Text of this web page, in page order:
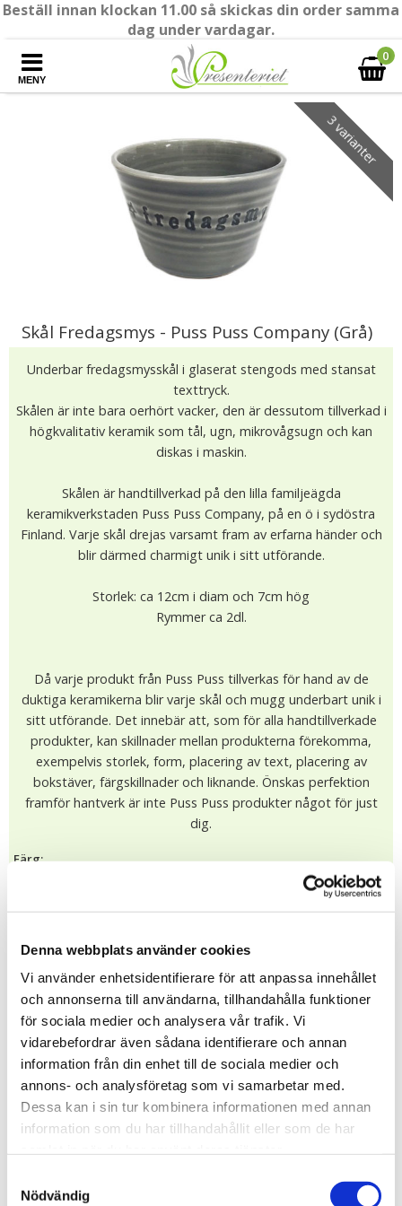
Denna webbplats använder cookies
Vi använder enhetsidentifierare för att anpassa innehållet
och annonserna till användarna, tillhandahålla funktioner
för sociala medier och analysera vår trafik. Vi
vidarebefordrar även sådana identifierare och annan
information från din enhet till de sociala medier och
annons- och analysföretag som vi samarbetar med.
Dessa kan i sin tur kombinera informationen med annan
information som du har tillhandahållit eller som de har
Nödvändig
Beställ innan klockan 11.00 så skickas din order samma
dag under vardagar.
MENY
0
3 varianter
Skål Fredagsmys - Puss Puss Company (Grå)
Underbar fredagsmysskål i glaserat stengods med stansat
texttryck.
Skålen är inte bara oerhört vacker, den är dessutom tillverkad i
högkvalitativ keramik som tål, ugn, mikrovågsugn och kan
diskas i maskin.
Skålen är handtillverkad på den lilla familjeägda
keramikverkstaden Puss Puss Company, på en ö i sydöstra
Finland. Varje skål drejas varsamt fram av erfarna händer och
blir därmed charmigt unik i sitt utförande.
Storlek: ca 12cm i diam och 7cm hög
Rymmer ca 2dl.
Då varje produkt från Puss Puss tillverkas för hand av de
duktiga keramikerna blir varje skål och mugg underbart unik i
sitt utförande. Det innebär att, som för alla handtillverkade
produkter, kan skillnader mellan produkterna förekomma,
exempelvis storlek, form, placering av text, placering av
bokstäver, färgskillnader och liknande. Önskas perfektion
framför hantverk är inte Puss Puss produkter något för just
dig.
Färg:
I lager (1 st)Leveranstid: 1-4 dagar
KÖP
★★★★★
9082
Tipsa
Upptäck mer
Presenter till Paret